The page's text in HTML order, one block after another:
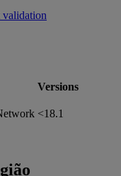
Versions
<18.1